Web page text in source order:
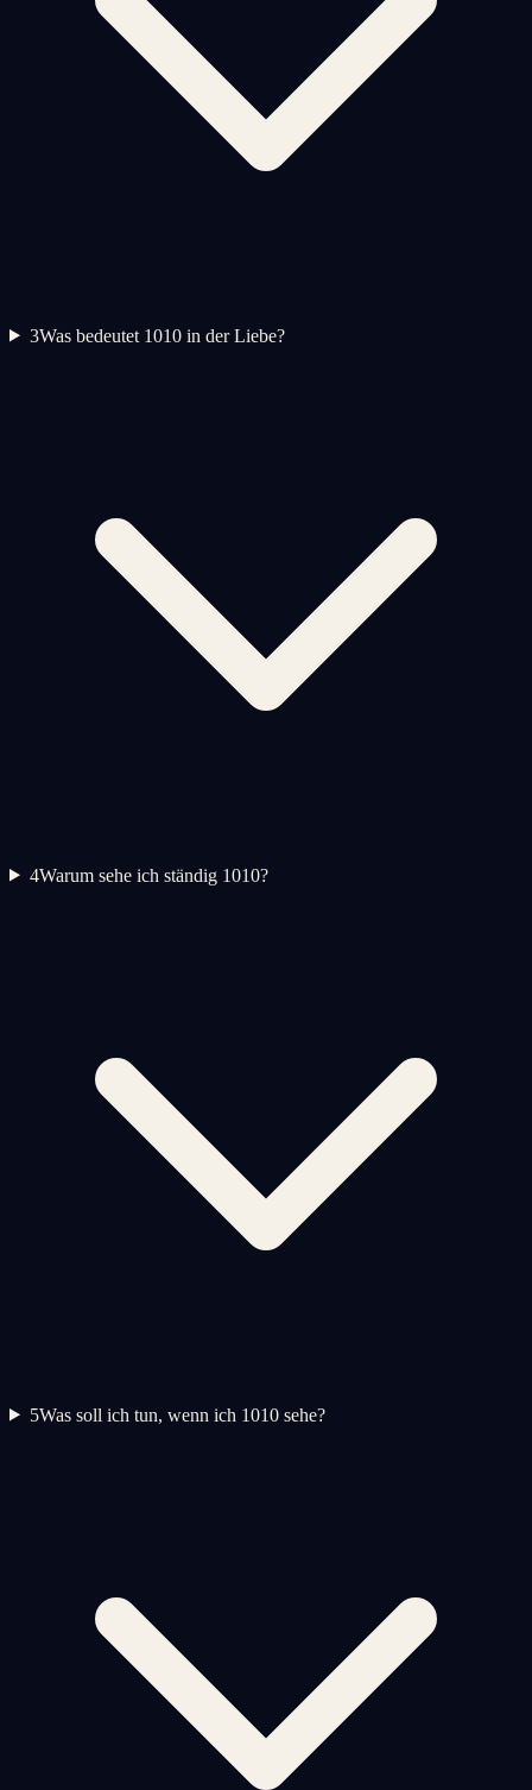
3Was bedeutet 1010 in der Liebe?
4Warum sehe ich ständig 1010?
5Was soll ich tun, wenn ich 1010 sehe?